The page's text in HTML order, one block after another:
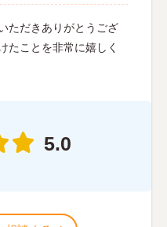
ただきありがとうござ
たことを非常に嬉しく
5.0